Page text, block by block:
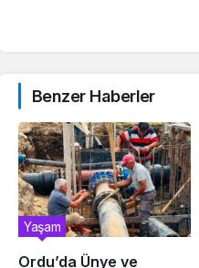
Benzer Haberler
Ordu’da Ünye ve
Yaşam